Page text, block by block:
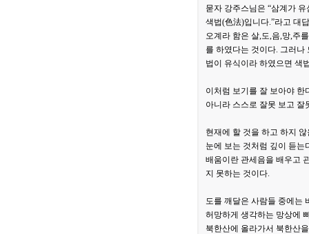
묻자 강주스님은 “삼계가
색법(色法)입니다.”라고 대
오계라 함은 살,도,음,망,주
를 하였다는 것이다. 그러
법이 유식이라 하였으면 색
이처럼 보기를 잘 보아야 한
아니라 스스로 잘못 보고 잘
현재에 할 것을 하고 하지
눈에 보는 것처럼 깊이 듣
배움이란 관세음을 배우고
지 못하는 것이다.
도를 깨달은 사람들 중에는
허망하게 생각하는 망상에
북한산에 올라가서 북한산